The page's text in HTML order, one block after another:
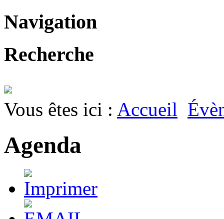
Navigation
Recherche
Vous êtes ici : Accueil
Agenda